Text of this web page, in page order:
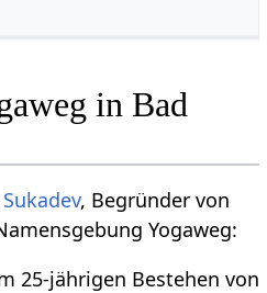
in Bad
Sukadev, Begründer von
Yogaweg:
25-jährigen Bestehen von